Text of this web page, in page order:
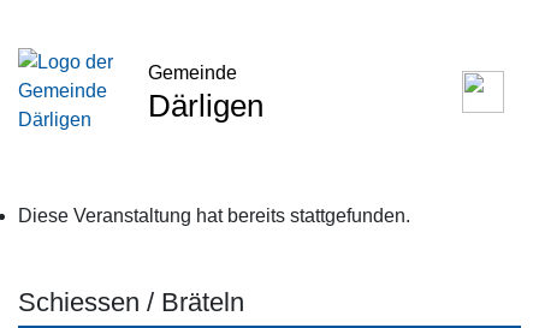
Gemeinde
Därligen
Diese Veranstaltung hat bereits stattgefunden.
Schiessen / Bräteln